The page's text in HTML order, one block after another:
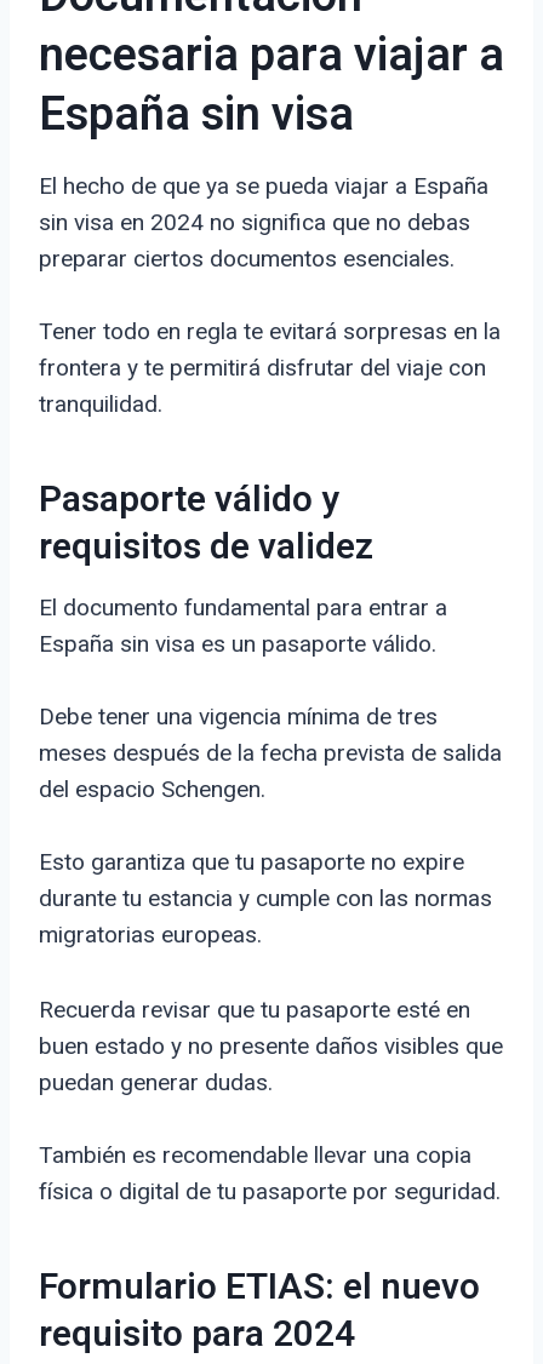
necesaria para viajar a
España sin visa
El hecho de que ya se pueda viajar a España
sin visa en 2024 no significa que no debas
preparar ciertos documentos esenciales.
Tener todo en regla te evitará sorpresas en la
frontera y te permitirá disfrutar del viaje con
tranquilidad.
Pasaporte válido y
requisitos de validez
El documento fundamental para entrar a
España sin visa es un pasaporte válido.
Debe tener una vigencia mínima de tres
meses después de la fecha prevista de salida
del espacio Schengen.
Esto garantiza que tu pasaporte no expire
durante tu estancia y cumple con las normas
migratorias europeas.
Recuerda revisar que tu pasaporte esté en
buen estado y no presente daños visibles que
puedan generar dudas.
También es recomendable llevar una copia
física o digital de tu pasaporte por seguridad.
Formulario ETIAS: el nuevo
requisito para 2024